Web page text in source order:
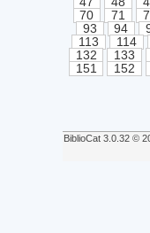
70
71
93
94
113
114
132
133
151
152
BiblioCat 3.0.32 ©